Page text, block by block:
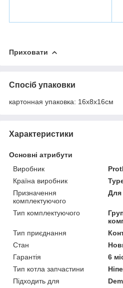
Приховати
Спосіб упаковки
картонная упаковка: 16х8х16см
Характеристики
Основні атрибути
Виробник
Країна виробник
Призначення
комплектуючого
Для
Тип комплектуючого
Тип приєднання
Стан
Гарантія
6
Тип котла запчастини
Підходить для